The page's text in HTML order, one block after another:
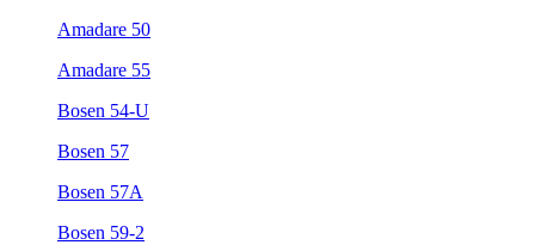
Amadare 50
Amadare 55
Bosen 54-U
Bosen 57
Bosen 57A
Bosen 59-2